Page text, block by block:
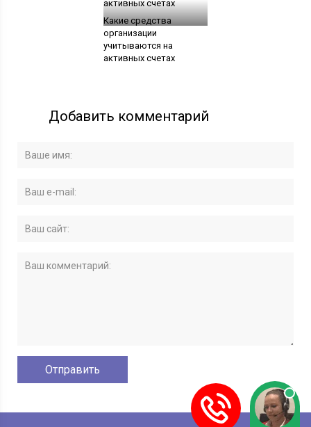
Какие средства
организации
учитываются на
активных счетах
Добавить комментарий